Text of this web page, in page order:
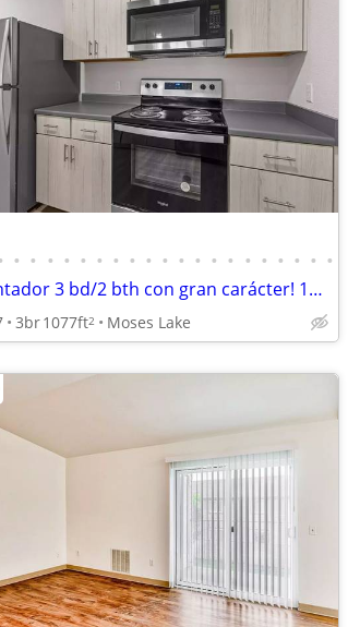
• • • • • • • • • • • • • • • • • • • •
¡Encantador 3 bd/2 bth con gran carácter! 1077 sqft
3br1077ft2 Moses Lake